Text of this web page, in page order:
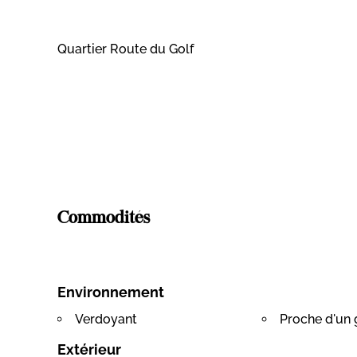
Quartier Route du Golf
Commodités
Environnement
Verdoyant Proche d'un
Extérieur